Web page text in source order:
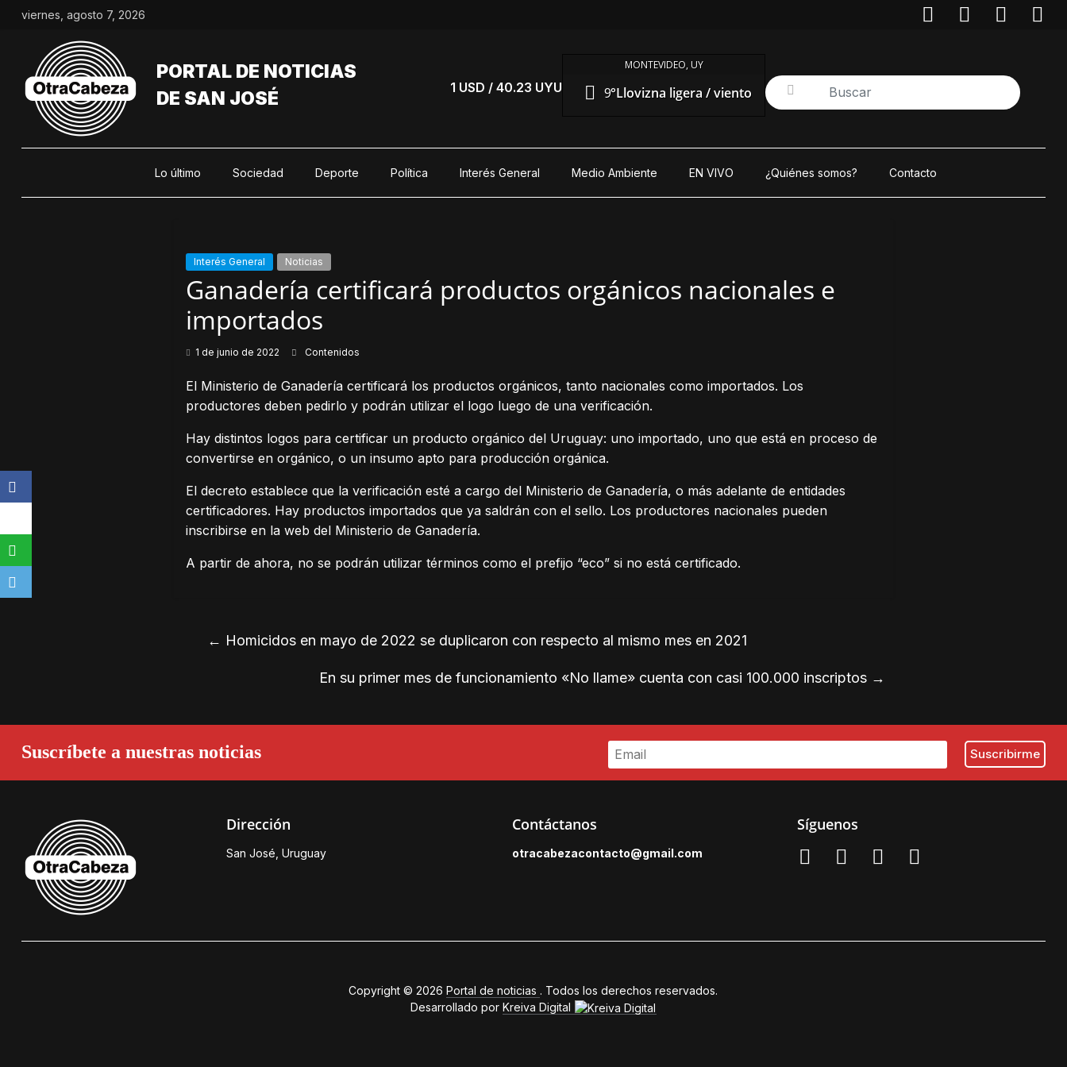
Saltar
contenido
viernes, agosto 7, 2026
PORTAL DE NOTICIAS
DE SAN JOSÉ
1 USD / 40.23 UYU
MONTEVIDEO, UY
9°Llovizna ligera / viento
Lo último Sociedad Deporte Política Interés General Medio Ambiente EN VIVO ¿Quiénes somos? Contacto
Interés General Noticias
Ganadería certificará productos orgánicos nacionales e
importados
1 de junio de 2022 Contenidos
El Ministerio de Ganadería certificará los productos orgánicos, tanto nacionales como importados. Los
productores deben pedirlo y podrán utilizar el logo luego de una verificación.
Hay distintos logos para certificar un producto orgánico del Uruguay: uno importado, uno que está en proceso de
convertirse en orgánico, o un insumo apto para producción orgánica.
El decreto establece que la verificación esté a cargo del Ministerio de Ganadería, o más adelante de entidades
certificadores. Hay productos importados que ya saldrán con el sello. Los productores nacionales pueden
inscribirse en la web del Ministerio de Ganadería.
A partir de ahora, no se podrán utilizar términos como el prefijo “eco” si no está certificado.
← Homicidos en mayo de 2022 se duplicaron con respecto al mismo mes en 2021
En su primer mes de funcionamiento «No llame» cuenta con casi 100.000 inscriptos →
Suscríbete a nuestras noticias
Dirección
San José, Uruguay
Contáctanos
otracabezacontacto@gmail.com
Síguenos
Copyright © 2026Portal de noticias . Todos los derechos reservados.
Desarrollado porKreiva Digital